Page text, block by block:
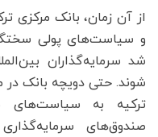
از آن زمان، بانک مرکزی
و سیاست‌های پولی
شد سرمایه‌گذاران
شوند. حتی دویچه بانک در
ترکیه به سیاست‌های
صندوق‌های